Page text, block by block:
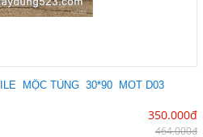
MỘC TÙNG 30*90 MOT D03
350.000đ
464.000đ